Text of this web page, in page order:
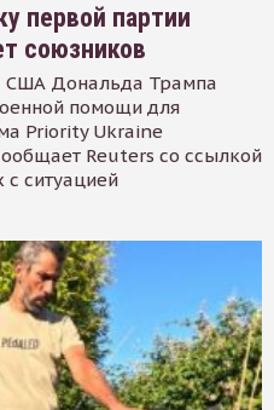
первой партии
союзников
США Дональда Трампа
помощи для
Priority Ukraine
Reuters со ссылкой
с ситуацией